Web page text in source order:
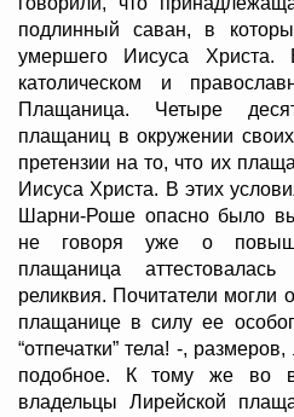
подлинный саван, в
умершего Иисуса
католическом и
Плащаница. Четыре
плащаниц в окружении
претензии на то, что их
Иисуса Христа. В этих
Шарни-Роше опасно было
не говоря уже о
плащаница
реликвия. Почитатели могли
плащанице в силу ее
“отпечатки” тела! -,
подобное. К тому же во
владельцы Лирейской